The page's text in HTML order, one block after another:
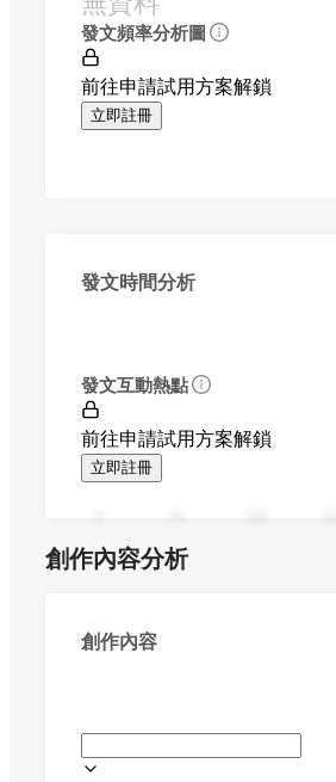
發文頻率分析圖
前往申請試用方案解鎖
立即註冊
發文時間分析
發文互動熱點
前往申請試用方案解鎖
立即註冊
創作內容分析
創作內容